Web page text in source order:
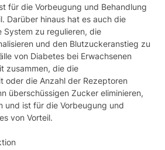
für die Vorbeugung und Behandlung
Darüber hinaus hat es auch die
System zu regulieren, die
und den Blutzuckeranstieg zu
von Diabetes bei Erwachsenen
zusammen, die die
oder die Anzahl der Rezeptoren
überschüssigen Zucker eliminieren,
und ist für die Vorbeugung und
von Vorteil.